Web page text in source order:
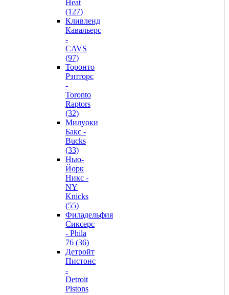
Heat
(127)
Кливленд
Кавальерс
-
CAVS
(97)
Торонто
Рэпторс
-
Toronto
Raptors
(32)
Милуоки
Бакс -
Bucks
(33)
Нью-
Йорк
Никс -
NY
Knicks
(55)
Филадельфия
Сиксерс
- Phila
76 (36)
Детройт
Пистонс
-
Detroit
Pistons